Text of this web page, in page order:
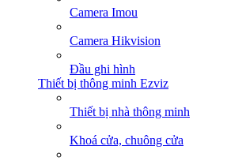
Camera Imou
Camera Hikvision
Đầu ghi hình
Thiết bị thông minh Ezviz
Thiết bị nhà thông minh
Khoá cửa, chuông cửa